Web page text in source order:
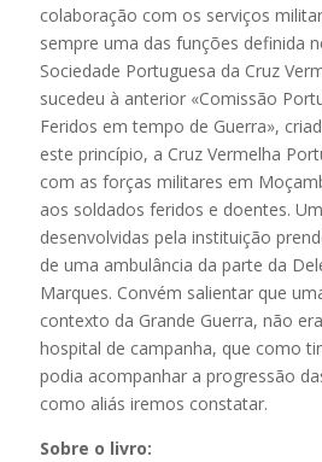
colaboração com os serviços
sempre uma das funções definida
Sociedade Portuguesa da Cruz
sucedeu à anterior «Comissão
Feridos em tempo de Guerra»,
este princípio, a Cruz Vermelha
com as forças militares em
aos soldados feridos e doentes.
desenvolvidas pela instituição
de uma ambulância da parte da
Marques. Convém salientar que
contexto da Grande Guerra, não
hospital de campanha, que como
podia acompanhar a progressão
como aliás iremos constatar.
Sobre o livro: